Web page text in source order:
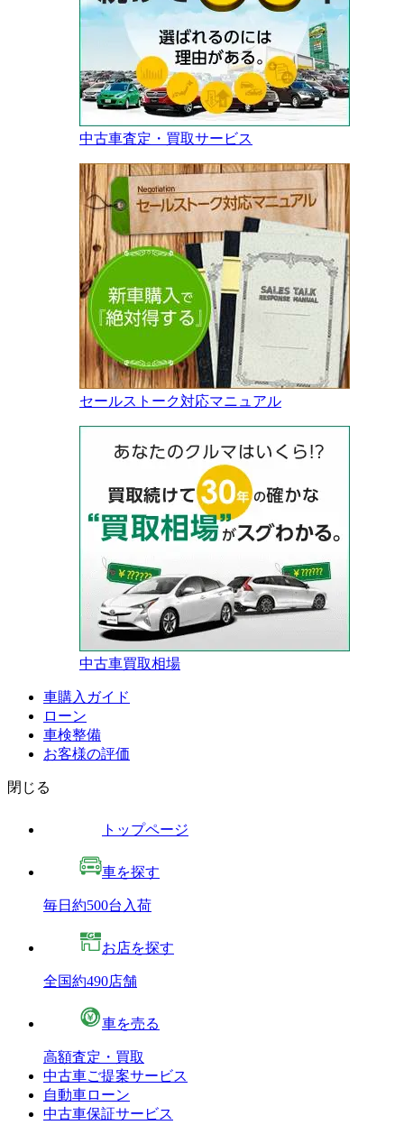
中古車査定・買取サービス
セールストーク対応マニュアル
中古車買取相場
車購入ガイド
ローン
車検整備
お客様の評価
閉じる
トップページ
車を探す
毎日約500台入荷
お店を探す
全国約490店舗
車を売る
高額査定・買取
中古車ご提案サービス
自動車ローン
中古車保証サービス